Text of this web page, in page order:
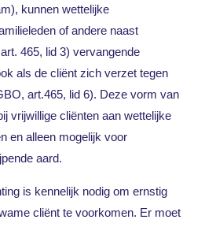
kunnen wettelijke
of andere naast
465, lid 3) vervangende
als de cliënt zich verzet tegen
art.465, lid 6). Deze vorm van
vrijwillige cliënten aan wettelijke
en alleen mogelijk voor
aard.
is kennelijk nodig om ernstig
cliënt te voorkomen. Er moet